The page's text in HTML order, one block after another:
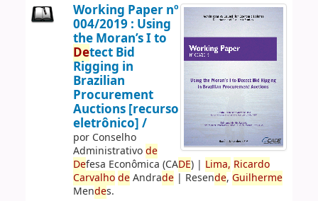
Working Paper nº
004/2019 : Using
the Moran’s I to
Detect Bid
Rigging in
Brazilian
Procurement
Auctions [recurso
eletrônico] /
por Conselho
Administrativode
Defesa Econômica (CADE)| Lima, Ricardo
Carvalho deAndrade| Resende, Guilherme
Mendes.